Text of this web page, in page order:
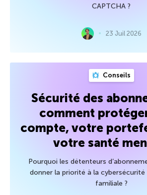
CAPTCHA ?
23 Juil 2026
Conseils
Sécurité des
comment
compte, votre
votre santé
Pourquoi les détenteurs
donner la priorité à la cybersécurité
familiale ?